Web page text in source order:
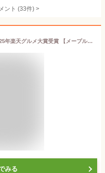
ント (33件) >
【ポイント7倍】＼3年連続／ 2025年楽天グルメ大賞受賞 【メープルバタークッキー9枚入】ザ・メープルマニア お菓子 ギフト 詰め合わせ 個包装 クッキー ラングドシャ 焼き菓子 洋菓子 プレゼント 内祝 お返し お祝 退職 お中元 御中元 夏ギフト 暑中見舞い
みる